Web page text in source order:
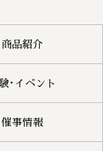
商品紹介
･イベント
催事情報